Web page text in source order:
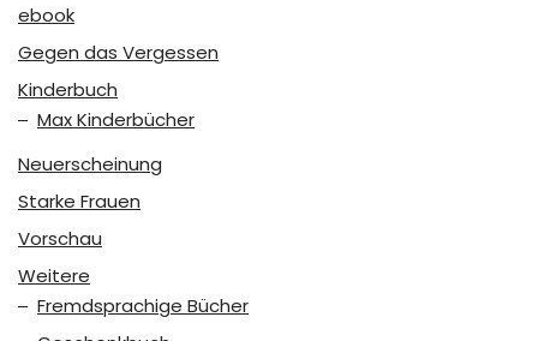
ebook
Gegen das Vergessen
Kinderbuch
Max Kinderbücher
Neuerscheinung
Starke Frauen
Vorschau
Weitere
Fremdsprachige Bücher